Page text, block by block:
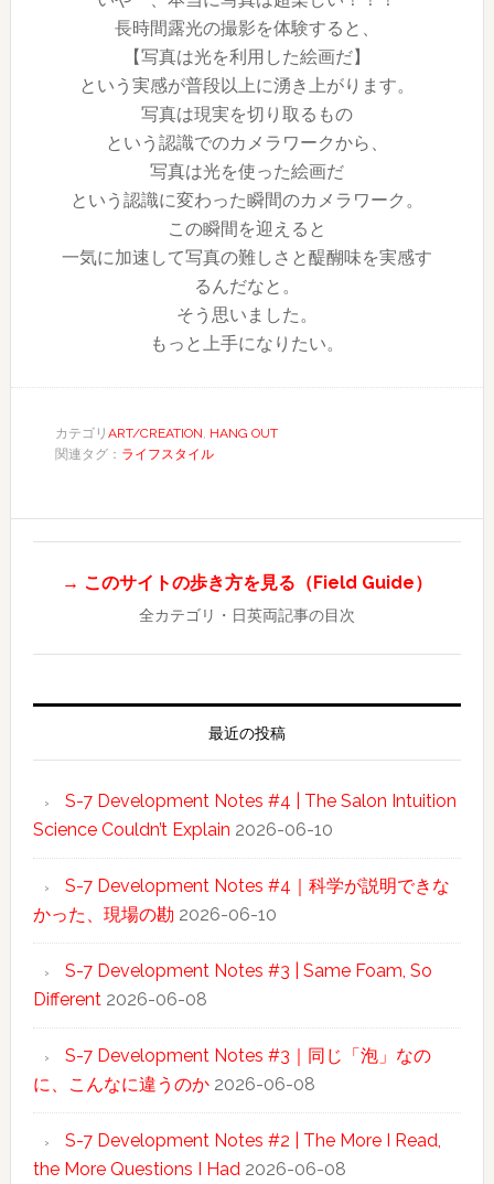
長時間露光の撮影を体験すると、
【写真は光を利用した絵画だ】
という実感が普段以上に湧き上がります。
写真は現実を切り取るもの
という認識でのカメラワークから、
写真は光を使った絵画だ
という認識に変わった瞬間のカメラワーク。
この瞬間を迎えると
一気に加速して写真の難しさと醍醐味を実感す
るんだなと。
そう思いました。
もっと上手になりたい。
カテゴリ ART/CREATION, HANG OUT
関連タグ： ライフスタイル
→ このサイトの歩き方を見る（Field Guide）
全カテゴリ・日英両記事の目次
最近の投稿
S-7 Development Notes #4 | The Salon Intuition
Science Couldn’t Explain 2026-06-10
S-7 Development Notes #4｜科学が説明できな
かった、現場の勘 2026-06-10
S-7 Development Notes #3 | Same Foam, So
Different 2026-06-08
S-7 Development Notes #3｜同じ「泡」なの
に、こんなに違うのか 2026-06-08
S-7 Development Notes #2 | The More I Read,
the More Questions I Had 2026-06-08